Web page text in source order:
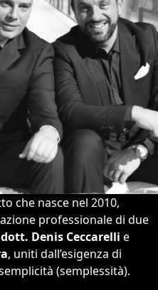
che nasce nel 2010,
professionale di due
dott. Denis Ceccarelli e
, uniti dall’esigenza di
(semplessità).